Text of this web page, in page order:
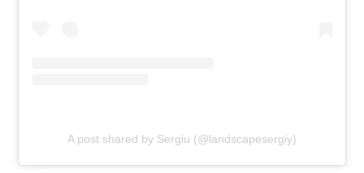
A post shared by Sergiu (@landscapesergiy)